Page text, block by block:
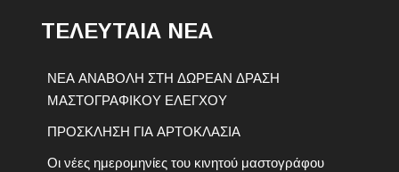
ΤΕΛΕΥΤΑΙΑ ΝΕΑ
ΝΕΑ ΑΝΑΒΟΛΗ ΣΤΗ ΔΩΡΕΑΝ ΔΡΑΣΗ
ΜΑΣΤΟΓΡΑΦΙΚΟΥ ΕΛΕΓΧΟΥ
ΠΡΟΣΚΛΗΣΗ ΓΙΑ ΑΡΤΟΚΛΑΣΙΑ
Οι νέες ημερομηνίες του κινητού μαστογράφου